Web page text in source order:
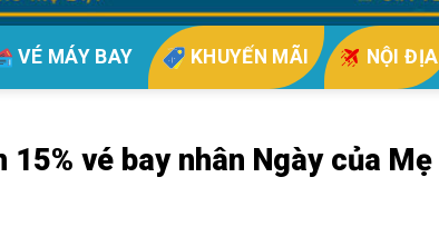
VÉ MÁY BAY KHUYẾN MÃI NỘI ĐỊA
vé bay nhân Ngày của Mẹ